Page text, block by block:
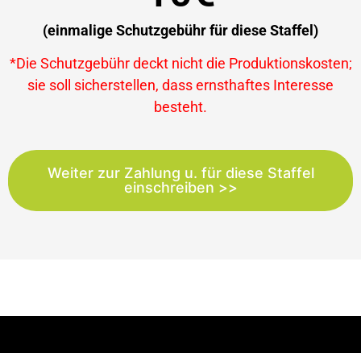
(einmalige Schutzgebühr für diese Staffel)
*Die Schutzgebühr deckt nicht die Produktionskosten;
sie soll sicherstellen, dass ernsthaftes Interesse
besteht.
Weiter zur Zahlung u. für diese Staffel
einschreiben >>